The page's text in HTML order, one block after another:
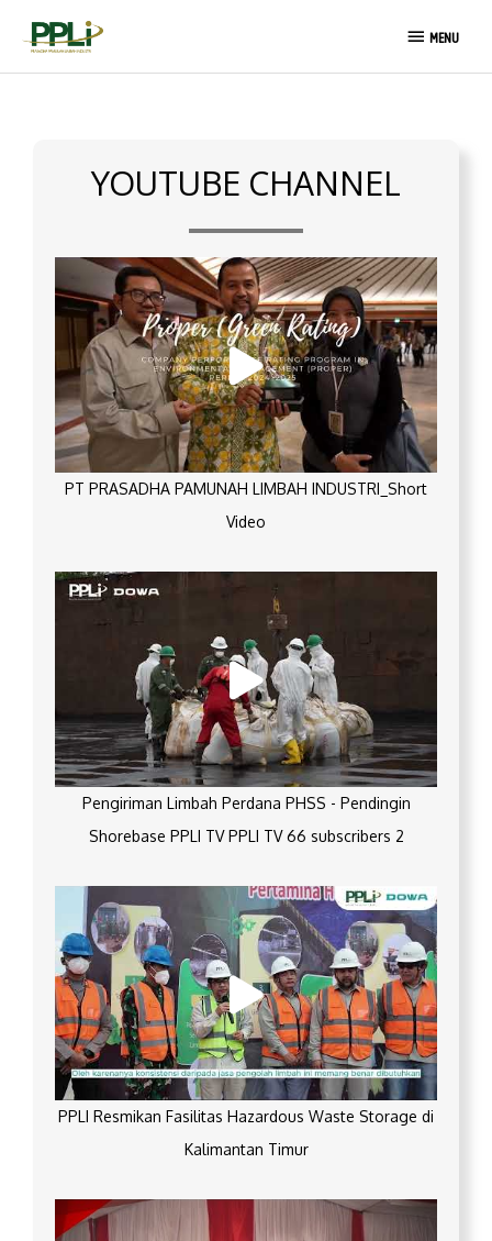
MENU
MENU
YOUTUBE CHANNEL
PT PRASADHA PAMUNAH LIMBAH INDUSTRI_Short
Video
Pengiriman Limbah Perdana PHSS - Pendingin
Shorebase PPLI TV PPLI TV 66 subscribers 2
PPLI Resmikan Fasilitas Hazardous Waste Storage di
Kalimantan Timur